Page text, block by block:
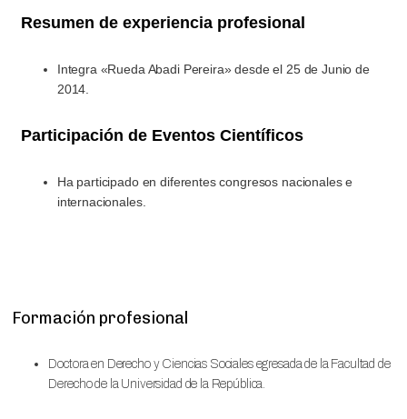
Resumen de experiencia profesional
Integra «Rueda Abadi Pereira» desde el 25 de Junio de
2014.
Participación de Eventos Científicos
Ha participado en diferentes congresos nacionales e
internacionales.
Formación profesional
Doctora en Derecho y Ciencias Sociales egresada de la Facultad de
Derecho de la Universidad de la República.